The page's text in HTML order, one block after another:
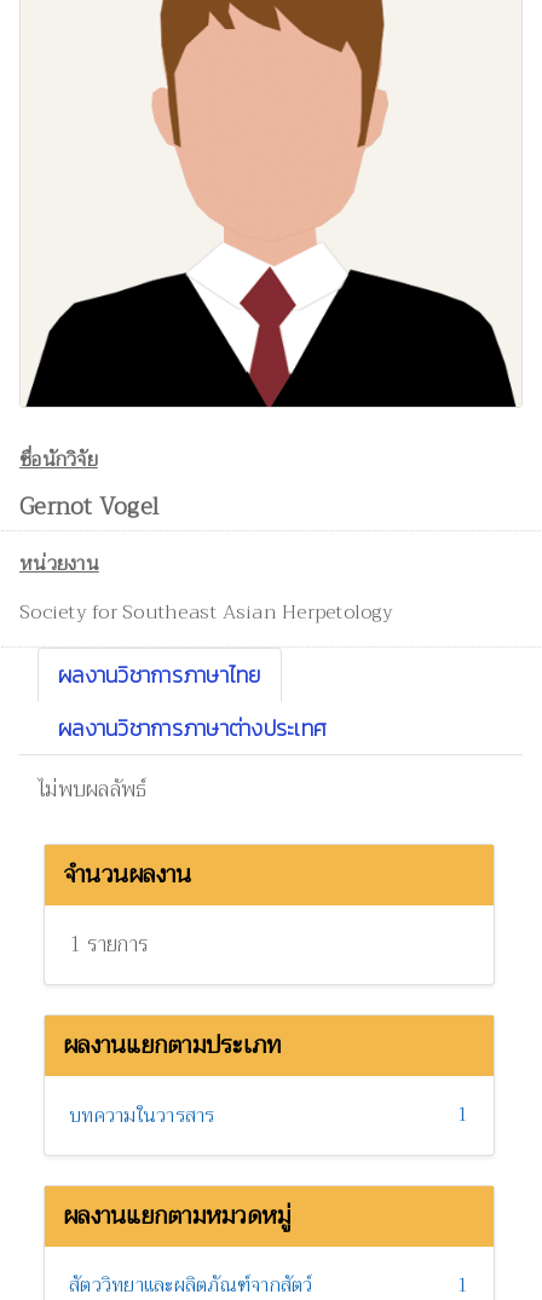
ชื่อนักวิจัย
Gernot Vogel
หน่วยงาน
Society for Southeast Asian Herpetology
ผลงานวิชาการภาษาไทย
ผลงานวิชาการภาษาต่างประเทศ
ไม่พบผลลัพธ์
จำนวนผลงาน
1 รายการ
ผลงานแยกตามประเภท
บทความในวารสาร 1
ผลงานแยกตามหมวดหมู่
สัตววิทยาและผลิตภัณฑ์จากสัตว์ 1